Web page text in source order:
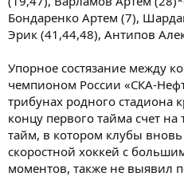
Бондаренко Артем (7),
Эрик (41,44,48), Антипов
Упорное состязание между
чемпионом России «СКА-
трибунах родного стадиона
концу первого тайма счет
тайм, в котором клубы
скоростной хоккей с
моментов, также не выявил